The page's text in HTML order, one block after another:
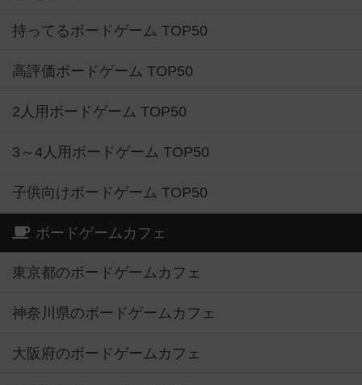
持ってるボードゲーム TOP50
高評価ボードゲーム TOP50
2人用ボードゲーム TOP50
3～4人用ボードゲーム TOP50
子供向けボードゲーム TOP50
ボードゲームカフェ
東京都のボードゲームカフェ
神奈川県のボードゲームカフェ
大阪府のボードゲームカフェ